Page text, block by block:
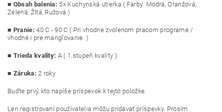
■ Obsah balenia: 5x Kuchynská utierka ( Farby: Modrá, Oranžová,
Zelená, Žltá, Ružová )
■ Pranie: 40 C - 90 C ( Pri vhodne zvolenom pracom programe /
vhodné i pre mangľovanie. )
■ Trieda kvality: A ( 1.stupeň kvality )
■ Záruka: 2 roky
Buďte prvý, kto napíše príspevok k tejto položke.
Len registrovaní používatelia môžu pridávať príspevky. Prosím